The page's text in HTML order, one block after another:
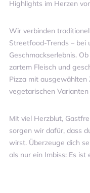
Highlights im Herzen
Wir verbinden
Streetfood-Trends – bei
Geschmackserlebnis.
zartem Fleisch und
Pizza mit
vegetarischen
Mit viel Herzblut,
sorgen wir dafür, dass
wirst. Überzeuge dich
als nur ein Imbiss: Es ist